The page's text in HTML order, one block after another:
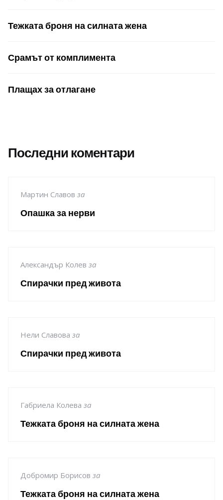
Тежката броня на силната жена
Срамът от комплимента
Плащах за отлагане
Последни коментари
Мартин Славов за
Опашка за нерви
Александър Колев за
Спирачки пред живота
Нели Славова за
Спирачки пред живота
Габриела Колева за
Тежката броня на силната жена
Добромир Борисов за
Тежката броня на силната жена